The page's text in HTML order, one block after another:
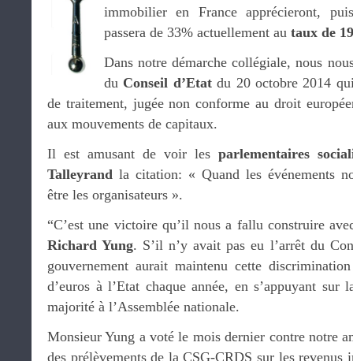
immobilier en France apprécieront,
passera de 33% actuellement au taux de
Dans notre démarche collégiale, nous
du Conseil d’Etatdu 20 octobre 2014
de traitement, jugée non conforme au droit
aux mouvements de capitaux.
Il est amusant de voir les parlementaires
Talleyrand la citation: « Quand les événements
être les organisateurs ».
“C’est une victoire qu’il nous a fallu construire
Richard Yung. S’il n’y avait pas eu l’arrêt du
gouvernement aurait maintenu cette
d’euros à l’Etat chaque année, en s’appuyant
majorité à l’Assemblée nationale.
Monsieur Yung a voté le mois dernier contre notre
des prélèvements de la CSG-CRDS sur les revenus